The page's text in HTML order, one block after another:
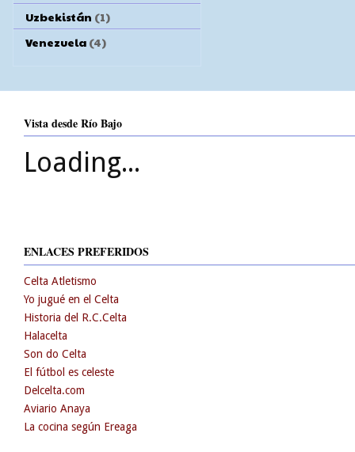
Uzbekistán (1)
Venezuela (4)
Vista desde Río Bajo
Loading...
ENLACES PREFERIDOS
Celta Atletismo
Yo jugué en el Celta
Historia del R.C.Celta
Halacelta
Son do Celta
El fútbol es celeste
Delcelta.com
Aviario Anaya
La cocina según Ereaga